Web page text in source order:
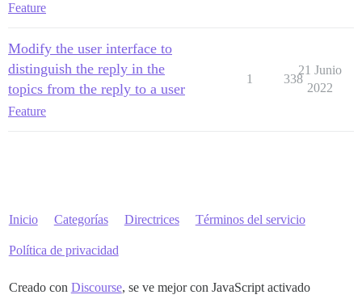
Feature
Modify the user interface to
distinguish the reply in the
topics from the reply to a user
Feature
1 338
21 Junio
2022
Inicio Categorías Directrices Términos del servicio
Política de privacidad
Creado con Discourse, se ve mejor con JavaScript activado